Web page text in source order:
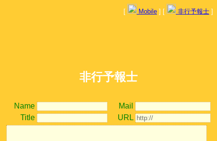
[ Mobile ] [ 非行予報士 ]
非行予報士
Name
Mail
Title
URL